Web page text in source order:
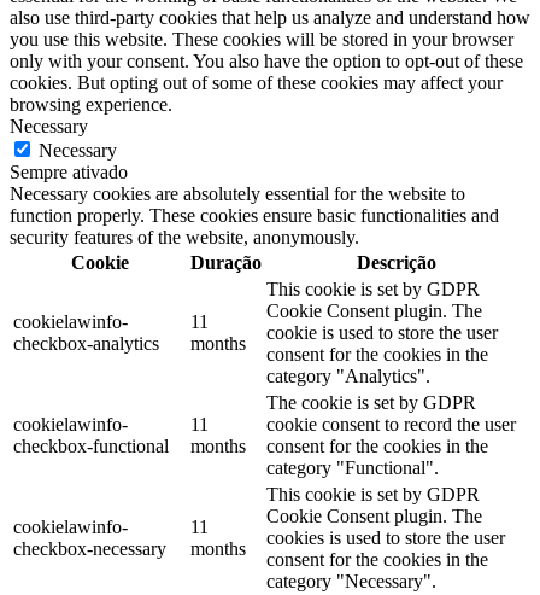
also use third-party cookies that help us analyze and understand how
you use this website. These cookies will be stored in your browser
only with your consent. You also have the option to opt-out of these
cookies. But opting out of some of these cookies may affect your
browsing experience.
Necessary
Necessary
Sempre ativado
Necessary cookies are absolutely essential for the website to
function properly. These cookies ensure basic functionalities and
security features of the website, anonymously.
Cookie
Duração Descrição
cookielawinfo-
checkbox-analytics
11
months
This cookie is set by GDPR
Cookie Consent plugin. The
cookie is used to store the user
consent for the cookies in the
category "Analytics".
cookielawinfo-
checkbox-functional
11
months
The cookie is set by GDPR
cookie consent to record the user
consent for the cookies in the
category "Functional".
cookielawinfo-
checkbox-necessary
11
months
This cookie is set by GDPR
Cookie Consent plugin. The
cookies is used to store the user
consent for the cookies in the
category "Necessary".